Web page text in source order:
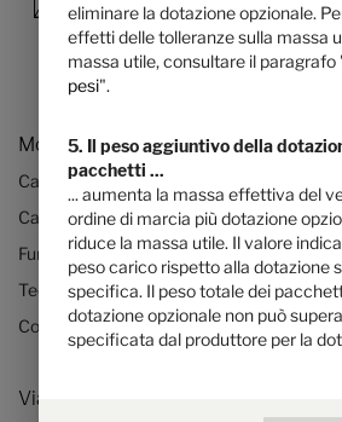
Modelli & tecnologia
Camper
Camper Mercedes
Furgone camperizzato
Tecnologia & innovazione
Configuratore autocaravan e furgone
Viaggi ed esperienze
eliminare la dotazione opzionale.
effetti delle tolleranze sulla massa
massa utile, consultare il paragrafo
pesi".
5. Il peso aggiuntivo della
pacchetti ...
... aumenta la massa effettiva del
ordine di marcia più dotazione
riduce la massa utile. Il valore
peso carico rispetto alla dotazione
specifica. Il peso totale dei
dotazione opzionale non può
specificata dal produttore per la